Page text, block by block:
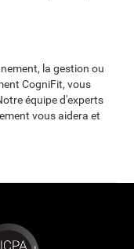
la gestion ou
CogniFit, vous
équipe d'experts
vous aidera et